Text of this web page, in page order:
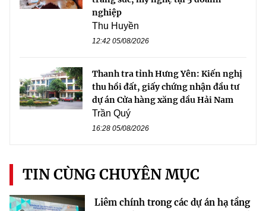
nghiệp
Thu Huyền
12:42 05/08/2026
Thanh tra tỉnh Hưng Yên: Kiến nghị
thu hồi đất, giấy chứng nhận đầu tư
dự án Cửa hàng xăng dầu Hải Nam
Trần Quý
16:28 05/08/2026
TIN CÙNG CHUYÊN MỤC
Liêm chính trong các dự án hạ tầng